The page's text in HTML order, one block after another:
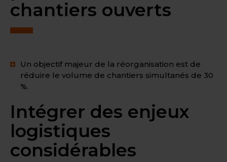
chantiers ouverts
Un objectif majeur de la réorganisation est de
réduire le volume de chantiers simultanés de 30
%.
Intégrer des enjeux
logistiques
considérables